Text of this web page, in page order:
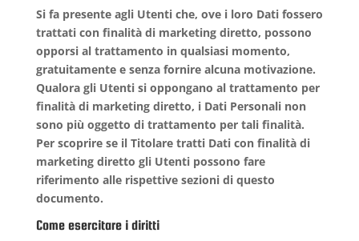
Si fa presente agli Utenti che, ove i loro Dati fossero
trattati con finalità di marketing diretto, possono
opporsi al trattamento in qualsiasi momento,
gratuitamente e senza fornire alcuna motivazione.
Qualora gli Utenti si oppongano al trattamento per
finalità di marketing diretto, i Dati Personali non
sono più oggetto di trattamento per tali finalità.
Per scoprire se il Titolare tratti Dati con finalità di
marketing diretto gli Utenti possono fare
riferimento alle rispettive sezioni di questo
documento.
Come esercitare i diritti